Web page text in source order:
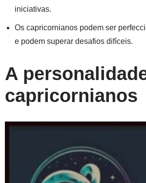
iniciativas.
Os capricornianos podem ser
e podem superar desafios difíceis.
A
capricornianos